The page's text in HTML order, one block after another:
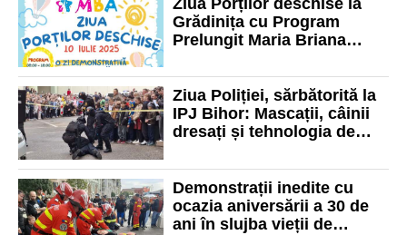
Grădinița cu Program
Prelungit Maria Briana
Ziua Poliției, sărbătorită la
IPJ Bihor: Mascații, câinii
dresați și tehnologia de
Demonstrații inedite cu
ocazia aniversării a 30 de
ani în slujba vieții de